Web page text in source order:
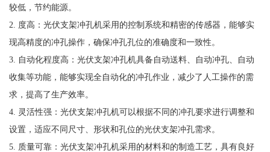
较低，节约能源。
2. 度高：光伏支架冲孔机采用的控制系统和精密的传感器，能够实
现高精度的冲孔操作，确保冲孔孔位的准确度和一致性。
3. 自动化程度高：光伏支架冲孔机具备自动送料、自动冲孔、自动
收集等功能，能够实现全自动化的冲孔作业，减少了人工操作的需
求，提高了生产效率。
4. 灵活性强：光伏支架冲孔机可以根据不同的冲孔要求进行调整和
设置，适应不同尺寸、形状和孔位的光伏支架冲孔需求。
5. 质量可靠：光伏支架冲孔机采用的材料和的制造工艺，具有良好